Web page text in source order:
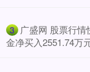
3 广盛网 股票行
金净买入2551.74万